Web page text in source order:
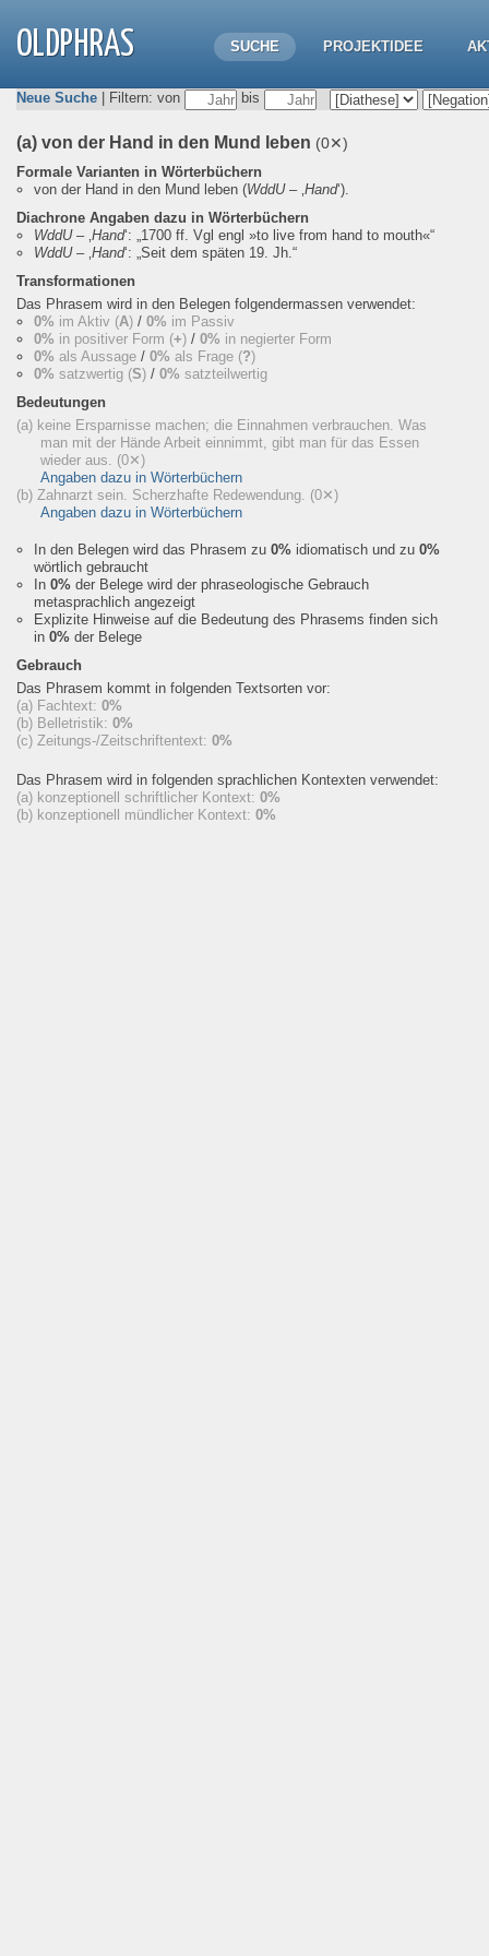
OLDPHRAS SUCHE PROJEKTIDEE
Neue Suche | Filtern: von bis
(a) von der Hand in den Mund leben (0✕)
Formale Varianten in Wörterbüchern
von der Hand in den Mund leben (WddU– ‚Hand‘).
Diachrone Angaben dazu in Wörterbüchern
WddU– ‚Hand‘: „1700 ff. Vgl engl »to live from hand to mouth«“
WddU– ‚Hand‘: „Seit dem späten 19. Jh.“
Transformationen
Das Phrasem wird in den Belegen folgendermassen verwendet:
0% im Aktiv (A) / 0% im Passiv
0% in positiver Form (+) / 0% in negierter Form
0% als Aussage / 0% als Frage (?)
0% satzwertig (S) / 0% satzteilwertig
Bedeutungen
(a) keine Ersparnisse machen; die Einnahmen verbrauchen. Was
man mit der Hände Arbeit einnimmt, gibt man für das Essen
wieder aus. (0✕)
Angaben dazu in Wörterbüchern
(b) Zahnarzt sein. Scherzhafte Redewendung. (0✕)
Angaben dazu in Wörterbüchern
In den Belegen wird das Phrasem zu 0% idiomatisch und zu 0%
wörtlich gebraucht
In 0% der Belege wird der phraseologische Gebrauch
metasprachlich angezeigt
Explizite Hinweise auf die Bedeutung des Phrasems finden sich
in 0% der Belege
Gebrauch
Das Phrasem kommt in folgenden Textsorten vor:
(a) Fachtext: 0%
(b) Belletristik: 0%
(c) Zeitungs-/Zeitschriftentext: 0%
Das Phrasem wird in folgenden sprachlichen Kontexten verwendet:
(a) konzeptionell schriftlicher Kontext: 0%
(b) konzeptionell mündlicher Kontext: 0%